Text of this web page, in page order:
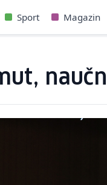
Sport Magazin